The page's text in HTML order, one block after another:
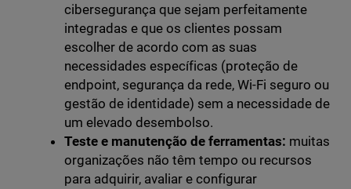
cibersegurança que sejam perfeitamente
integradas e que os clientes possam
escolher de acordo com as suas
necessidades específicas (proteção de
endpoint, segurança da rede, Wi-Fi seguro ou
gestão de identidade) sem a necessidade de
um elevado desembolso.
Teste e manutenção de ferramentas: muitas
organizações não têm tempo ou recursos
para adquirir, avaliar e configurar